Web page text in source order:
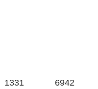
1331 6942